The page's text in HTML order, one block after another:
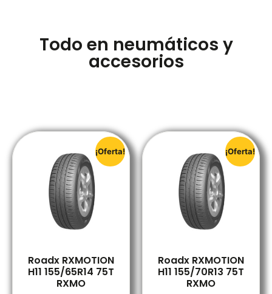
Todo en neumáticos y
accesorios
¡Oferta!
Roadx RXMOTION
H11 155/65R14 75T
RXMO
¡Oferta!
Roadx RXMOTION
H11 155/70R13 75T
RXMO